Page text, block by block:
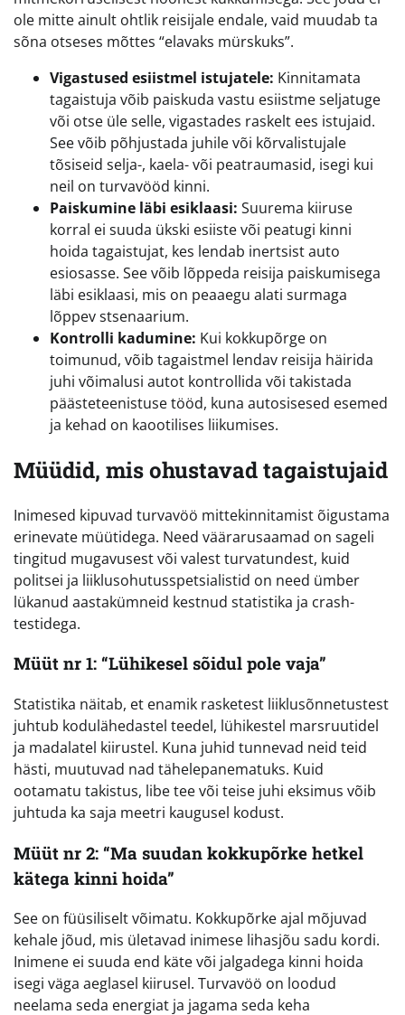
ole mitte ainult ohtlik reisijale endale, vaid muudab ta
sõna otseses mõttes “elavaks mürskuks”.
Vigastused esiistmel istujatele: Kinnitamata
tagaistuja võib paiskuda vastu esiistme seljatuge
või otse üle selle, vigastades raskelt ees istujaid.
See võib põhjustada juhile või kõrvalistujale
tõsiseid selja-, kaela- või peatraumasid, isegi kui
neil on turvavööd kinni.
Paiskumine läbi esiklaasi: Suurema kiiruse
korral ei suuda ükski esiiste või peatugi kinni
hoida tagaistujat, kes lendab inertsist auto
esiosasse. See võib lõppeda reisija paiskumisega
läbi esiklaasi, mis on peaaegu alati surmaga
lõppev stsenaarium.
Kontrolli kadumine: Kui kokkupõrge on
toimunud, võib tagaistmel lendav reisija häirida
juhi võimalusi autot kontrollida või takistada
päästeteenistuse tööd, kuna autosisesed esemed
ja kehad on kaootilises liikumises.
Müüdid, mis ohustavad tagaistujaid
Inimesed kipuvad turvavöö mittekinnitamist õigustama
erinevate müütidega. Need väärarusaamad on sageli
tingitud mugavusest või valest turvatundest, kuid
politsei ja liiklusohutusspetsialistid on need ümber
lükanud aastakümneid kestnud statistika ja crash-
testidega.
Müüt nr 1: “Lühikesel sõidul pole vaja”
Statistika näitab, et enamik rasketest liiklusõnnetustest
juhtub kodulähedastel teedel, lühikestel marsruutidel
ja madalatel kiirustel. Kuna juhid tunnevad neid teid
hästi, muutuvad nad tähelepanematuks. Kuid
ootamatu takistus, libe tee või teise juhi eksimus võib
juhtuda ka saja meetri kaugusel kodust.
Müüt nr 2: “Ma suudan kokkupõrke hetkel
kätega kinni hoida”
See on füüsiliselt võimatu. Kokkupõrke ajal mõjuvad
kehale jõud, mis ületavad inimese lihasjõu sadu kordi.
Inimene ei suuda end käte või jalgadega kinni hoida
isegi väga aeglasel kiirusel. Turvavöö on loodud
neelama seda energiat ja jagama seda keha